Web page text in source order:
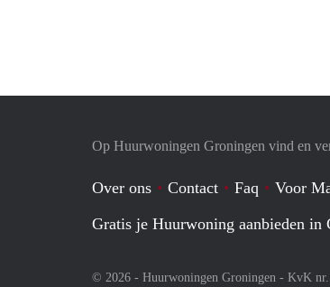
Op Huurwoningen Groningen vind en
Over ons Contact Faq
Voor
Gratis je Huurwoning aanbieden in
© 2026 - Huurwoningen Groningen - KvK nr.